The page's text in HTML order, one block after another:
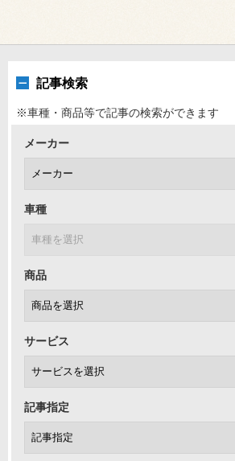
記事検索
※車種・商品等で記事の検索ができます
メーカー
車種
商品
サービス
記事指定